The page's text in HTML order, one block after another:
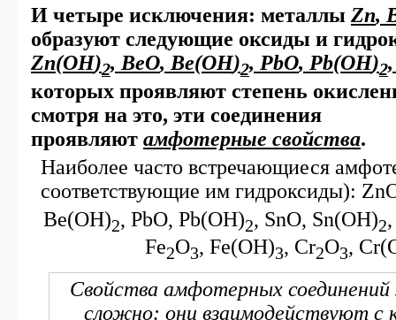
И четыре исключения: металлы Zn,
образуют следующие оксиды и
Zn(OH)2, BeO, Be(OH)2, PbO, Pb(OH)2
которых проявляют степень
смотря на это, эти соединения
проявляют амфотерные свойства.
Наиболее часто встречающиеся
соответствующие им гидроксиды):
Be(OH)2, PbO, Pb(OH)2, SnO, Sn(OH)2
Fe2O3, Fe(OH)3, Cr2O3,
Свойства амфотерных соединений
сложно: они взаимодействуют с